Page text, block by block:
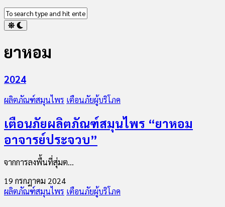
ยาหอม
2024
ผลิตภัณฑ์สมุนไพร เตือนภัยผู้บริโภค
เตือนภัยผลิตภัณฑ์สมุนไพร “ยาหอม
อาจารย์ประจวบ”
จากการลงพื้นที่สุ่มต...
19 กรกฎาคม 2024
ผลิตภัณฑ์สมุนไพร เตือนภัยผู้บริโภค